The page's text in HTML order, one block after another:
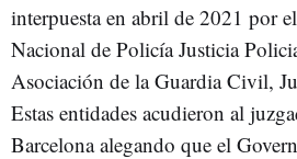
interpuesta en abril de 2021 por
Nacional de Policía Justicia
Asociación de la Guardia Civil,
Estas entidades acudieron al
Barcelona alegando que el